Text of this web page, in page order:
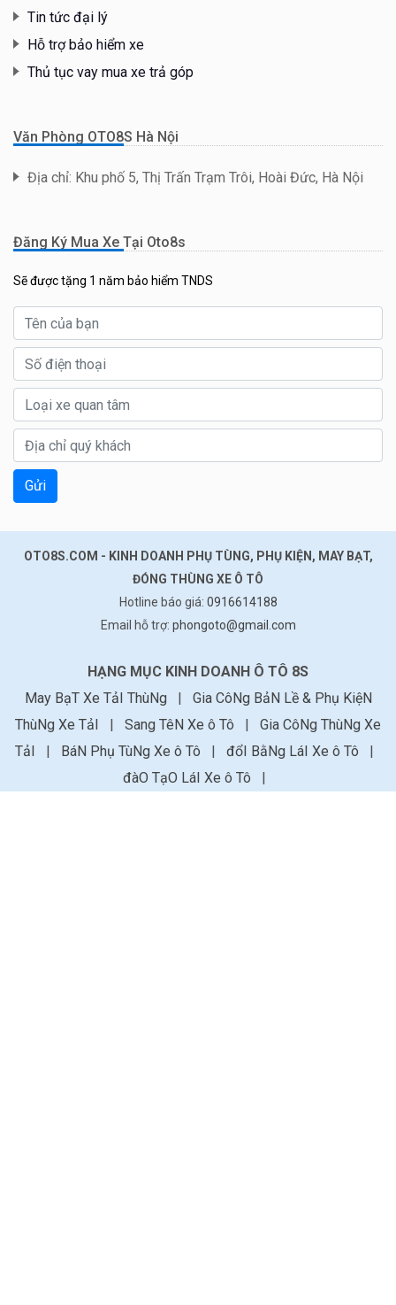
Tin tức đại lý
Hỗ trợ bảo hiểm xe
Thủ tục vay mua xe trả góp
Văn Phòng OTO8S Hà Nội
Địa chỉ: Khu phố 5, Thị Trấn Trạm Trôi, Hoài Đức, Hà Nội
Đăng Ký Mua Xe Tại Oto8s
Sẽ được tặng 1 năm bảo hiểm TNDS
Gửi
OTO8S.COM - KINH DOANH PHỤ TÙNG, PHỤ KIỆN, MAY BẠT,
ĐÓNG THÙNG XE Ô TÔ
Hotline báo giá: 0916614188
Email hỗ trợ: phongoto@gmail.com
HẠNG MỤC KINH DOANH Ô TÔ 8S
May BạT Xe TảI ThùNg
| Gia CôNg BảN Lề & Phụ KiệN
ThùNg Xe TảI
| Sang TêN Xe ô Tô | Gia CôNg ThùNg Xe
TảI
| BáN Phụ TùNg Xe ô Tô | đổI BằNg LáI Xe ô Tô
|
đàO TạO LáI Xe ô Tô
|